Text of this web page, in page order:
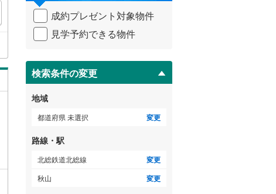
を
イ
ペ
ジ
に
保
存
す
る
成約プレゼント対象物件
見学予約できる物件
検索条件の変更
地域
都道府県 未選択 変更
路線・駅
北総鉄道北総線 変更
秋山 変更
都営三田線(119)
横浜市営地下鉄ブルーライン
いすみ鉄道
銚子電気鉄道